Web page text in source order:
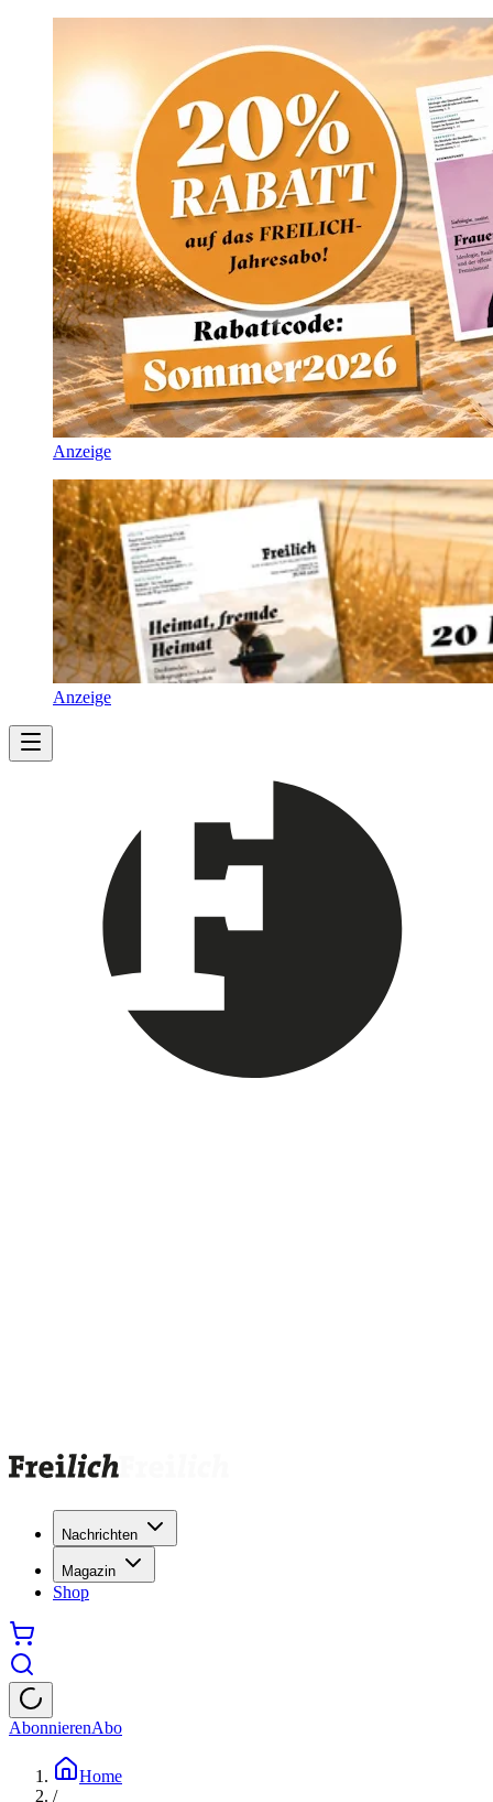
Anzeige
Anzeige
Nachrichten
Magazin
Shop
AbonnierenAbo
Home
/